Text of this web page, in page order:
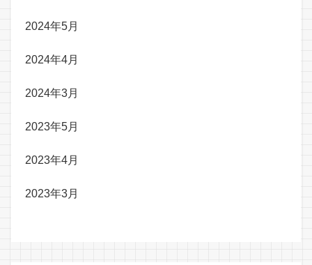
2024年5月
2024年4月
2024年3月
2023年5月
2023年4月
2023年3月